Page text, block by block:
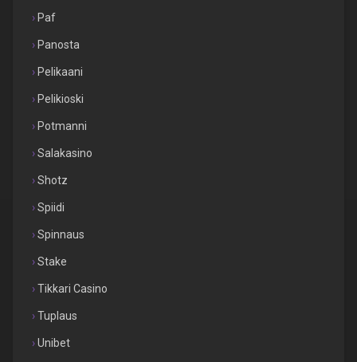
Paf
Panosta
Pelikaani
Pelikioski
Potmanni
Salakasino
Shotz
Spiidi
Spinnaus
Stake
Tikkari Casino
Tuplaus
Unibet